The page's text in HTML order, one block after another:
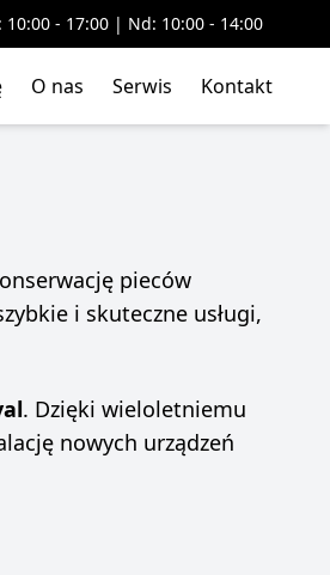
10:00 - 17:00 | Nd: 10:00 - 14:00
O nas Serwis Kontakt
pieców
i skuteczne usługi,
. Dzięki wieloletniemu
nowych urządzeń